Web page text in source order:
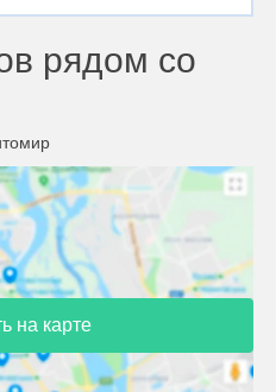
рядом со
на карте